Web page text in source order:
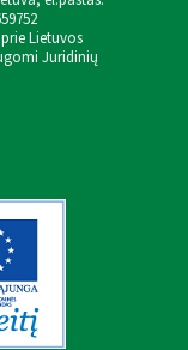
Lietuvos
Juridinių